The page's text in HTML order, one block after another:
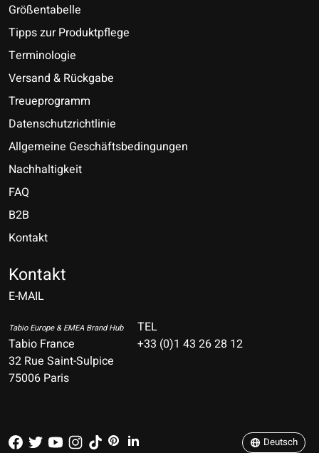
Größentabelle
Tipps zur Produktpflege
Terminologie
Versand & Rückgabe
Treueprogramm
Datenschutzrichtlinie
Allgemeine Geschäftsbedingungen
Nachhaltigkeit
FAQ
B2B
Kontakt
Kontakt
E-MAIL
Tabio Europe & EMEA Brand Hub
Tabio France
32 Rue Saint-Sulpice
75006 Paris
TEL
+33 (0)1 43 26 28 12
Deutsch